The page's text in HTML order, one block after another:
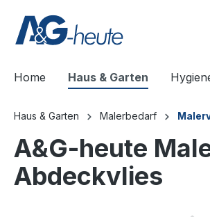
springen
Home Haus & Garten
Haus & Garten Malerbedarf
A&G-heute
Abdeckvlies